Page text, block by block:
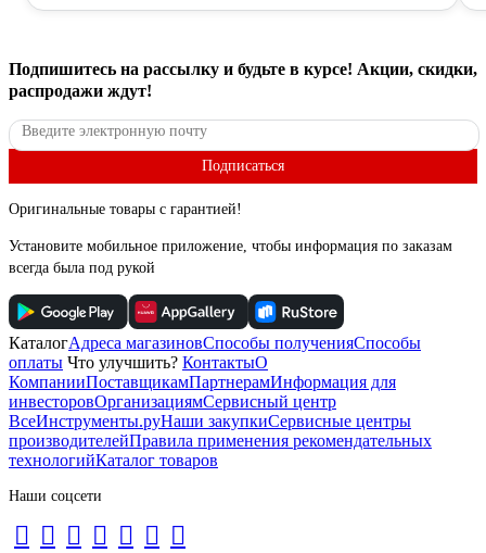
Подпишитесь на рассылку и будьте в курсе! Акции, скидки,
распродажи ждут!
Подписаться
Оригинальные товары с гарантией!
Установите мобильное приложение, чтобы информация по заказам
всегда была под рукой
КаталогАдреса магазиновСпособы полученияСпособы
оплаты Что улучшить? КонтактыО
КомпанииПоставщикамПартнерамИнформация для
инвесторовОрганизациямСервисный центр
ВсеИнструменты.руНаши закупкиСервисные центры
производителейПравила применения рекомендательных
технологийКаталог товаров
Наши соцсети